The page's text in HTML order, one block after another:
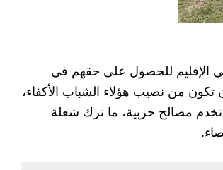
الإقليم للحصول على حقهم في
تكون من نصيب هؤلاء الشباب الأكفاء،
مصالح حزبية، ما ترك شعلة